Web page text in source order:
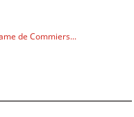
de Commiers...